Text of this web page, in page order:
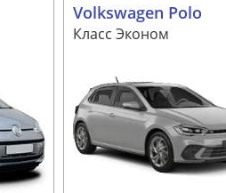
Volkswagen Polo
Класс Эконом